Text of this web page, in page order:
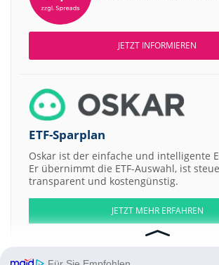
JETZT INFORMIEREN
ETF-Sparplan
Oskar ist der einfache und intelligente
Er übernimmt die ETF-Auswahl, ist
transparent und kostengünstig.
JETZT MEHR ERFAHREN